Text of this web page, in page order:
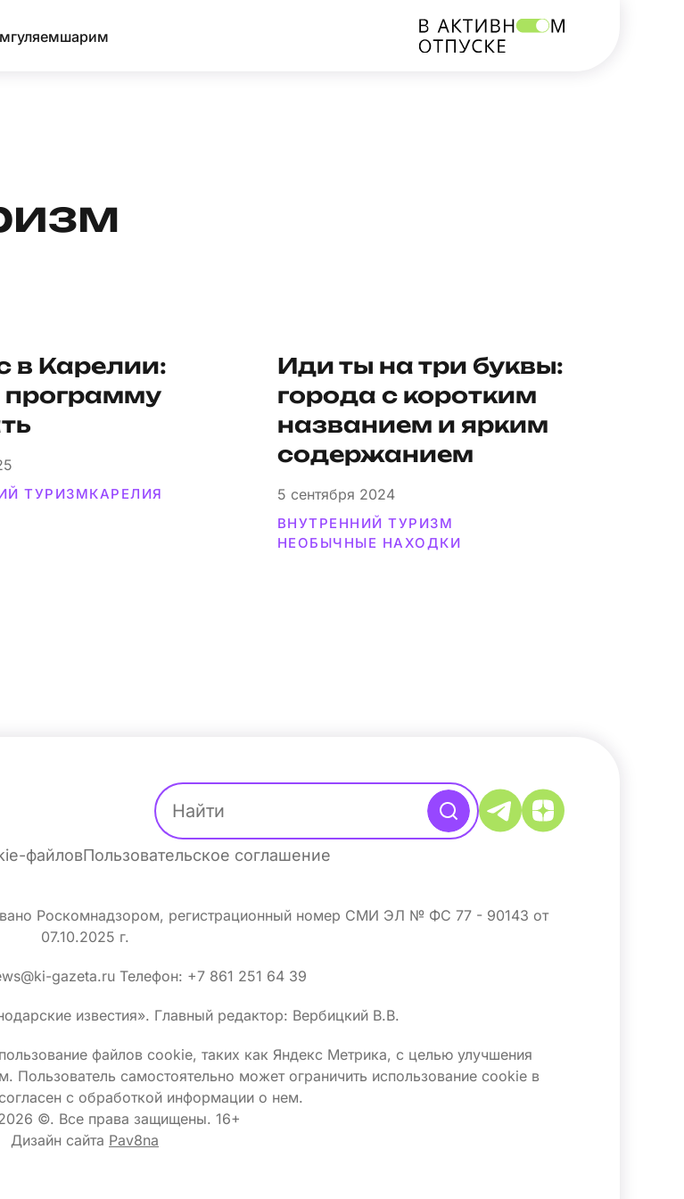
гуляемшарим
в Карелии:
программу
ТУРИЗМКАРЕЛИЯ
Иди ты на три буквы:
города с коротким
названием и ярким
содержанием
5 сентября 2024
ВНУТРЕННИЙ ТУРИЗМ
НЕОБЫЧНЫЕ НАХОДКИ
файловПользовательское соглашение
Роскомнадзором, регистрационный номер СМИ ЭЛ № ФС 77 - 90143 от
07.10.2025 г.
gazeta.ru Телефон: +7 861 251 64 39
известия». Главный редактор: Вербицкий В.В.
файлов сооkіе, таких как Яндекс Метрика, с целью улучшения
Пользователь самостоятельно может ограничить использование сооkіе в
с обработкой информации о нем.
©. Все права защищены. 16+
Дизайн сайта Pav8na